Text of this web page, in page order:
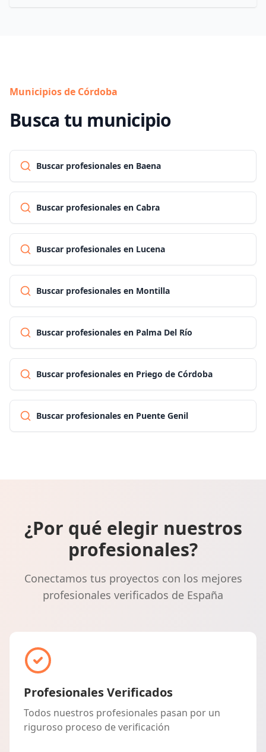
Municipios de Córdoba
Busca tu municipio
Buscar profesionales en Baena
Buscar profesionales en Cabra
Buscar profesionales en Lucena
Buscar profesionales en Montilla
Buscar profesionales en Palma Del Río
Buscar profesionales en Priego de Córdoba
Buscar profesionales en Puente Genil
¿Por qué elegir nuestros
profesionales?
Conectamos tus proyectos con los mejores
profesionales verificados de España
Profesionales Verificados
Todos nuestros profesionales pasan por un
riguroso proceso de verificación